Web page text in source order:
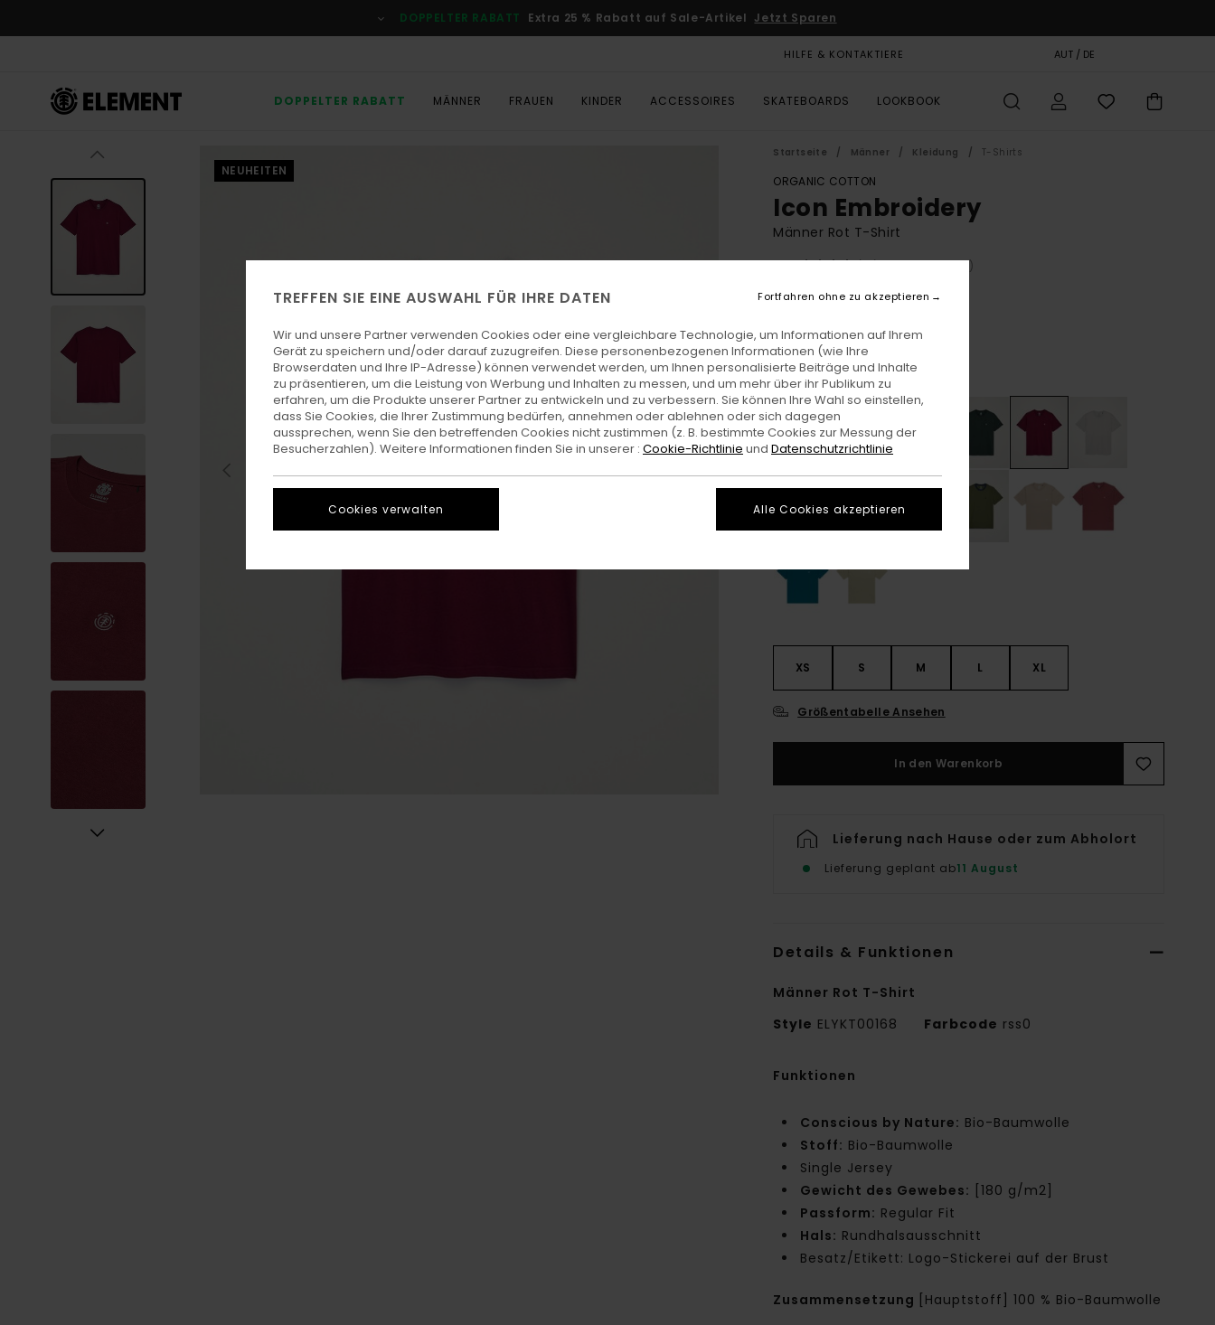
Produktinformation
DOPPELTER RABATT Extra 25 % Rabatt auf Sale-Artikel Jetzt Sparen
HILFE & KONTAKTIERE AUT / DE
DOPPELTER RABATT MÄNNER FRAUEN KINDER ACCESSOIRES SKATEBOARDS LOOKBOOK
NEUHEITEN
Startseite Männer Kleidung T-Shirts
ORGANIC COTTON
Icon Embroidery
Männer Rot T-Shirt
4.6
(68 Bewertungen)
ECO-BONUS
FarbeZinfandel
XS S M L XL
Größentabelle Ansehen
In den Warenkorb
Lieferung nach Hause oder zum Abholort
Lieferung geplant ab11 August
Details & Funktionen
Männer Rot T-Shirt
Style ELYKT00168 Farbcode rss0
Funktionen
Conscious by Nature: Bio-Baumwolle
Stoff: Bio-Baumwolle
Single Jersey
Gewicht des Gewebes: [180 g/m2]
Passform: Regular Fit
Hals: Rundhalsausschnitt
Besatz/Etikett: Logo-Stickerei auf der Brust
Zusammensetzung [Hauptstoff] 100 % Bio-Baumwolle
TREFFEN SIE EINE AUSWAHL FÜR IHRE DATEN
Wir und unsere Partner verwenden Cookies oder eine vergleichbare Technologie, um Informationen auf Ihrem
Gerät zu speichern und/oder darauf zuzugreifen. Diese personenbezogenen Informationen (wie Ihre
Browserdaten und Ihre IP-Adresse) können verwendet werden, um Ihnen personalisierte Beiträge und Inhalte
zu präsentieren, um die Leistung von Werbung und Inhalten zu messen, und um mehr über ihr Publikum zu
erfahren, um die Produkte unserer Partner zu entwickeln und zu verbessern. Sie können Ihre Wahl so einstellen,
dass Sie Cookies, die Ihrer Zustimmung bedürfen, annehmen oder ablehnen oder sich dagegen
aussprechen, wenn Sie den betreffenden Cookies nicht zustimmen (z. B. bestimmte Cookies zur Messung der
Besucherzahlen). Weitere Informationen finden Sie in unserer : Cookie-Richtlinie und Datenschutzrichtlinie
Cookies verwalten
Fortfahren ohne zu akzeptieren
Alle Cookies akzeptieren